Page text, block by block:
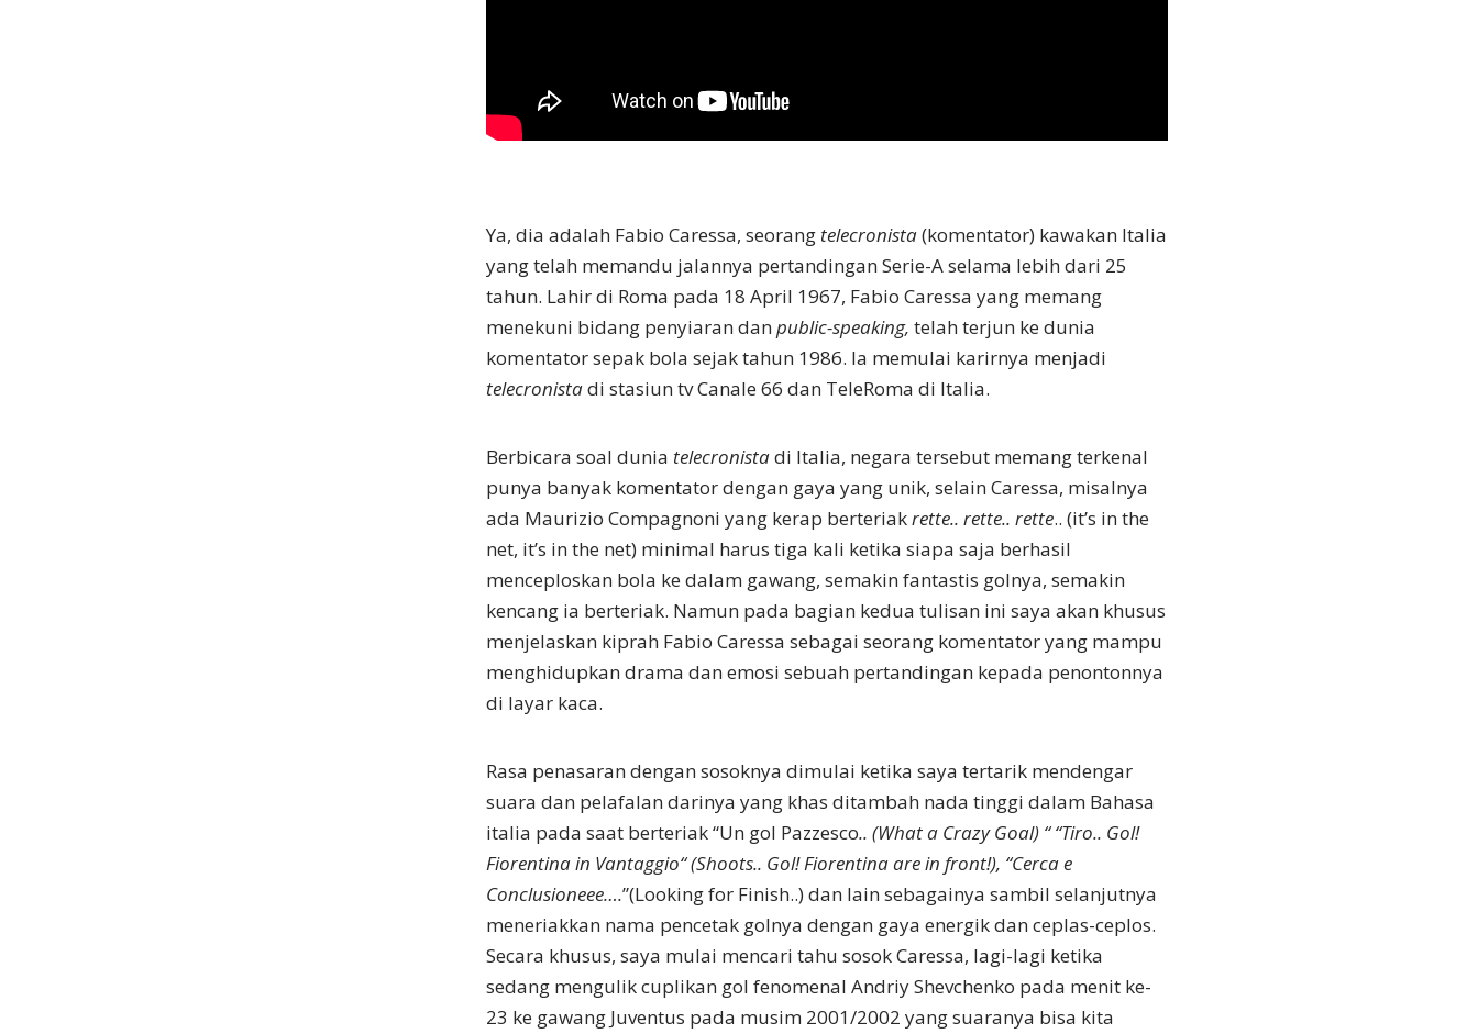
Ya, dia adalah Fabio Caressa, seorang telecronista(komentator) kawakan Italia
yang telah memandu jalannya pertandingan Serie-A selama lebih dari 25
tahun. Lahir di Roma pada 18 April 1967, Fabio Caressa yang memang
menekuni bidang penyiaran danpublic-speaking, telah terjun ke dunia
komentator sepak bola sejak tahun 1986. Ia memulai karirnya menjadi
telecronistadi stasiun tv Canale 66 dan TeleRoma di Italia.
Berbicara soal dunia telecronistadi Italia, negara tersebut memang terkenal
punya banyak komentator dengan gaya yang unik, selain Caressa, misalnya
ada Maurizio Compagnoni yang kerap berteriakrette.. rette.. rette.. (it’s in the
net, it’s in the net) minimal harus tiga kali ketika siapa saja berhasil
menceploskan bola ke dalam gawang, semakin fantastis golnya, semakin
kencang ia berteriak. Namun pada bagian kedua tulisan ini saya akan khusus
menjelaskan kiprah Fabio Caressa sebagai seorang komentator yang mampu
menghidupkan drama dan emosi sebuah pertandingan kepada penontonnya
di layar kaca.
Rasa penasaran dengan sosoknya dimulai ketika saya tertarik mendengar
suara dan pelafalan darinya yang khas ditambah nada tinggi dalam Bahasa
italia pada saat berteriak “Un gol Pazzesco.. (What a Crazy Goal) “ “Tiro.. Gol!
Fiorentina in Vantaggio“ (Shoots.. Gol! Fiorentina are in front!), “Cerca e
Conclusioneee….”(Looking for Finish..) dan lain sebagainya sambil selanjutnya
meneriakkan nama pencetak golnya dengan gaya energik dan ceplas-ceplos.
Secara khusus, saya mulai mencari tahu sosok Caressa, lagi-lagi ketika
sedang mengulik cuplikan gol fenomenal Andriy Shevchenko pada menit ke-
23 ke gawang Juventus pada musim 2001/2002 yang suaranya bisa kita